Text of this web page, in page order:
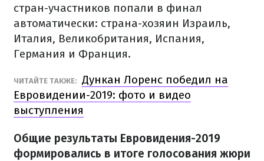
стран-участников попали в финал
автоматически: страна-хозяин Израиль,
Италия, Великобритания, Испания,
Германия и Франция.
ЧИТАЙТЕ ТАКЖЕ: Дункан Лоренс победил на
Евровидении-2019: фото и видео
выступления
Общие результаты Евровидения-2019
формировались в итоге голосования жюри